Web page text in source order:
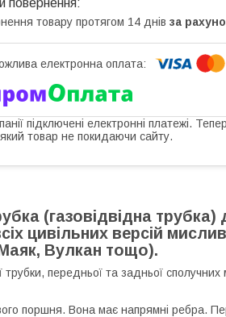
товару протягом 14 днів за
підключені електронні платежі.
товар не покидаючи сайту.
(газовідвідна
цивільних версій
Вулкан тощо).
передньої та задньої
поршня. Вона має напрямні ребра.